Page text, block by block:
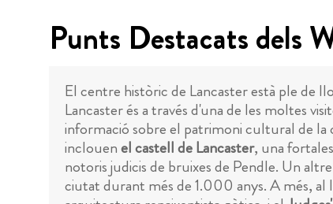
Punts Destacats dels
El centre històric de Lancaster està ple de
Lancaster és a través d'una de les moltes
informació sobre el patrimoni cultural de la
inclouenel castell de Lancaster, una
notoris judicis de bruixes de Pendle. Un
ciutat durant més de 1.000 anys. A més,